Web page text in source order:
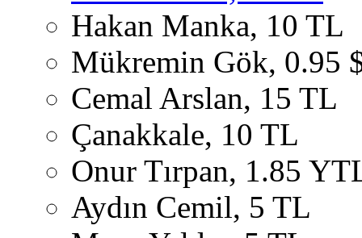
Hakan Manka, 10 TL
Mükremin Gök, 0.95
Cemal Arslan, 15 TL
Çanakkale, 10 TL
Onur Tırpan, 1.85
Aydın Cemil, 5 TL